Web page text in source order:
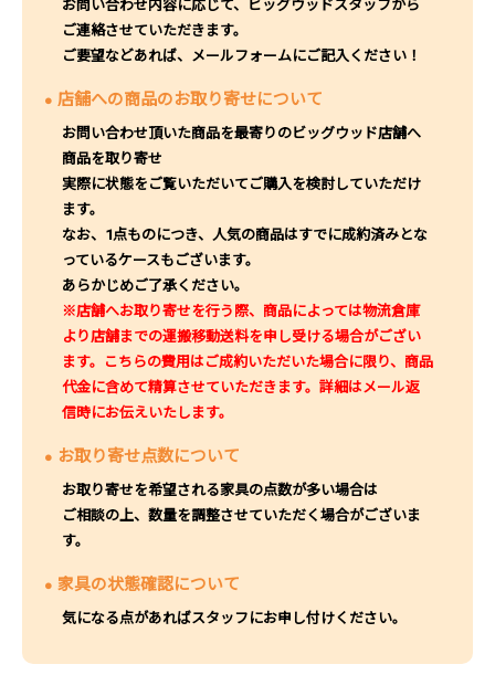
お問い合わせ内容に応じて、ビッグウッドスタッフから
ご連絡させていただきます。
ご要望などあれば、メールフォームにご記入ください！
店舗への商品のお取り寄せについて
お問い合わせ頂いた商品を最寄りのビッグウッド店舗へ
商品を取り寄せ
実際に状態をご覧いただいてご購入を検討していただけ
ます。
なお、1点ものにつき、人気の商品はすでに成約済みとな
っているケースもございます。
あらかじめご了承ください。
※店舗へお取り寄せを行う際、商品によっては物流倉庫
より店舗までの運搬移動送料を申し受ける場合がござい
ます。こちらの費用はご成約いただいた場合に限り、商品
代金に含めて精算させていただきます。詳細はメール返
信時にお伝えいたします。
お取り寄せ点数について
お取り寄せを希望される家具の点数が多い場合は
ご相談の上、数量を調整させていただく場合がございま
す。
家具の状態確認について
気になる点があればスタッフにお申し付けください。